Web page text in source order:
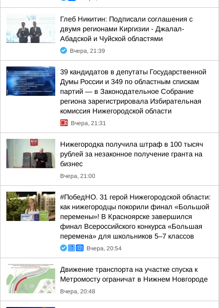
Глеб Никитин: Подписали соглашения с
двумя регионами Киргизии - Джалал-
Абадской и Чуйской областями
Вчера, 21:39
39 кандидатов в депутаты Государственной
Думы России и 349 по областным спискам
партий — в Законодательное Собрание
региона зарегистрировала Избирательная
комиссия Нижегородской области
Вчера, 21:31
Нижегородка получила штраф в 100 тысяч
рублей за незаконное получение гранта на
бизнес
Вчера, 21:00
#ПобедНО. 31 герой Нижегородской области:
как нижегородцы покорили финал «Большой
перемены»! В Красноярске завершился
финал Всероссийского конкурса «Большая
перемена» для школьников 5–7 классов
Вчера, 20:54
Движение транспорта на участке спуска к
Метромосту ограничат в Нижнем Новгороде
Вчера, 20:48